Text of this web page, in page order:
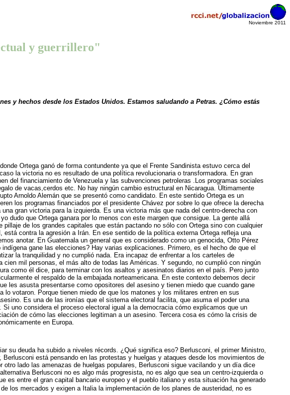
Noviembre 2011
y guerrillero"
y hechos desde los Estados Unidos. Estamos saludando a Petras. ¿Cómo estás
Ortega ganó de forma contundente ya que el Frente Sandinista estuvo cerca del
la victoria no es resultado de una política revolucionaria o transformadora. En gran
del financiamiento de Venezuela y las subvenciones petroleras .Los programas sociales
de vacas,cerdos etc. No hay ningún cambio estructural en Nicaragua. Últimamente
Arnoldo Alemán que se presentó como candidato. En este sentido Ortega es un
los programas financiados por el presidente Chávez por sobre lo que ofrece la derecha
gran victoria para la izquierda. Es una victoria más que nada del centro-derecha con
dudo que Ortega ganara por lo menos con este margen que consigue. La gente allá
de los grandes capitales que están pactando no sólo con Ortega sino con cualquier
contra la agresión a Irán. En ese sentido de la política externa Ortega refleja una
anotar. En Guatemala un general que es considerado como un genocida, Otto Pérez
gane las elecciones? Hay varias explicaciones. Primero, es el hecho de que el
la tranquilidad y no cumplió nada. Era incapaz de enfrentar a los carteles de
mil personas, el más alto de todas las Américas. Y segundo, no cumplió con ningún
como él dice, para terminar con los asaltos y asesinatos diarios en el país. Pero junto
el respaldo de la embajada norteamericana. En este contexto debemos decir
les asusta presentarse como opositores del asesino y tienen miedo que cuando gane
votaron. Porque tienen miedo de que los matones y los militares entren en sus
Es una de las ironías que el sistema electoral facilita, que asuma el poder una
uno considera el proceso electoral igual a la democracia cómo explicamos que un
de cómo las elecciones legitiman a un asesino. Tercera cosa es cómo la crisis de
en Europa.
su deuda ha subido a niveles récords. ¿Qué significa eso? Berlusconi, el primer Ministro,
está pensando en las protestas y huelgas y ataques desde los movimientos de
lado las amenazas de huelgas populares, Berlusconi sigue vacilando y un día dice
Berlusconi no es algo más progresista, no es algo que sea un centro-izquierda o
entre el gran capital bancario europeo y el pueblo italiano y esta situación ha generado
mercados y exigen a Italia la implementación de los planes de austeridad, no es